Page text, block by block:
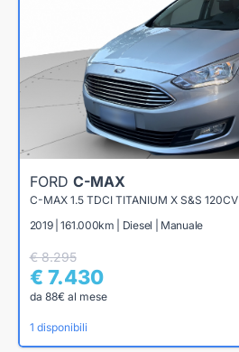
FORD C-MAX
C-MAX 1.5 TDCI TITANIUM X S&S 120CV
2019 | 161.000km | Diesel | Manuale
€ 8.295
€ 7.430
da 88€ al mese
1 disponibili